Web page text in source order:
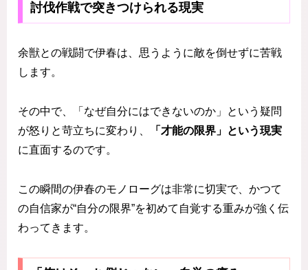
討伐作戦で突きつけられる現実
余獣との戦闘で伊春は、思うように敵を倒せずに苦戦
します。
その中で、「なぜ自分にはできないのか」という疑問
が怒りと苛立ちに変わり、
「才能の限界」という現実
に直面するのです。
この瞬間の伊春のモノローグは非常に切実で、かつて
の自信家が“自分の限界”を初めて自覚する重みが強く伝
わってきます。